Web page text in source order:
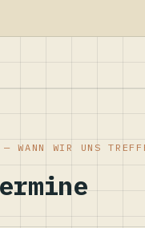
WANN WIR UNS